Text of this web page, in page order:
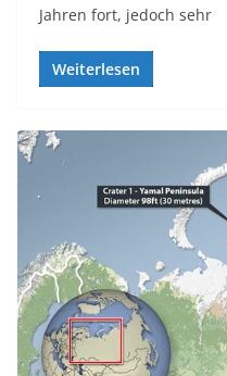
Jahren fort, jedoch sehr
Weiterlesen